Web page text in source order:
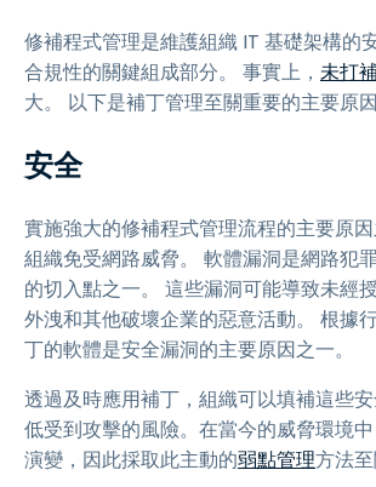
修補程式管理是維護組織 IT 基礎架構的
合規性的關鍵組成部分。 事實上， 未打
大。 以下是補丁管理至關重要的主要原因
安全
實施強大的修補程式管理流程的主要原
組織免受網路威脅。 軟體漏洞是網路犯
的切入點之一。 這些漏洞可能導致未經
外洩和其他破壞企業的惡意活動。 根據
丁的軟體是安全漏洞的主要原因之一。
透過及時應用補丁，組織可以填補這些
低受到攻擊的風險。在當今的威脅環境
演變，因此採取此主動的弱點管理方法至